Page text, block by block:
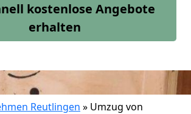
kostenlose Angebote
erhalten
Reutlingen » Umzug von